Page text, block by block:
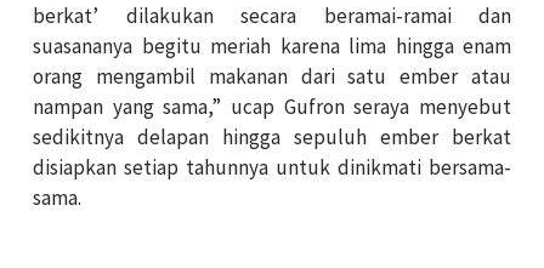
berkat’ dilakukan secara beramai-ramai dan
suasananya begitu meriah karena lima hingga enam
orang mengambil makanan dari satu ember atau
nampan yang sama,” ucap Gufron seraya menyebut
sedikitnya delapan hingga sepuluh ember berkat
disiapkan setiap tahunnya untuk dinikmati bersama-
sama.